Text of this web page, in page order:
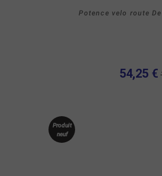
Potence velo route
54,25 €
Produit
neuf